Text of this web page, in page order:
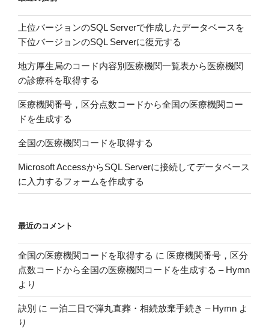
Server
で
作
成
し
た
デ
ー
タ
ベ
ー
ス
を
バ
ー
ジ
ョ
ン
の
SQL
上位バージョンのSQL Serverで作成したデータベースを
下位バージョンのSQL Serverに復元する
地方厚生局のコード内容別医療機関一覧表から医療機関
の診療科を取得する
医療機関番号，区分点数コードから全国の医療機関コー
ドを生成する
全国の医療機関コードを取得する
Microsoft AccessからSQL Serverに接続してデータベース
に入力するフォームを作成する
最近のコメント
全国の医療機関コードを取得する に 医療機関番号，区分
点数コードから全国の医療機関コードを生成する – Hymn
より
訣別 に 一泊二日で弾丸直葬・相続放棄手続き – Hymn よ
り